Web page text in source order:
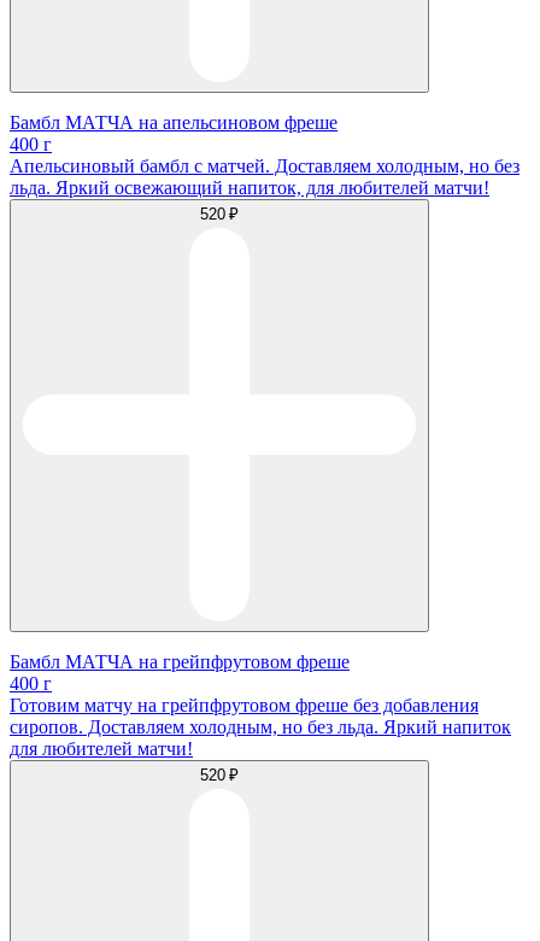
Бамбл МАТЧА на апельсиновом фреше
400 г
Апельсиновый бамбл с матчей. Доставляем холодным, но без
льда. Яркий освежающий напиток, для любителей матчи!
520 ₽
Бамбл МАТЧА на грейпфрутовом фреше
400 г
Готовим матчу на грейпфрутовом фреше без добавления
сиропов. Доставляем холодным, но без льда. Яркий напиток
для любителей матчи!
520 ₽